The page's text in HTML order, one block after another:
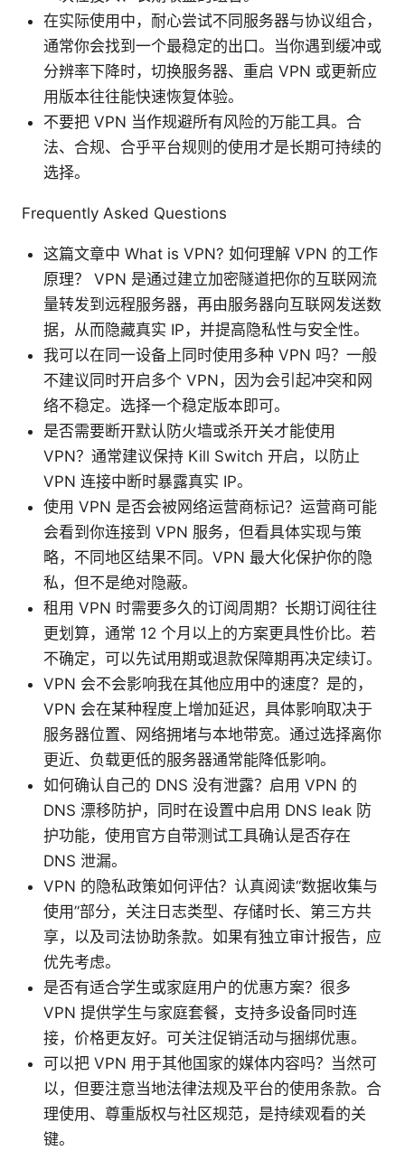
在实际使用中，耐心尝试不同服务器与协议组合，
通常你会找到一个最稳定的出口。当你遇到缓冲或
分辨率下降时，切换服务器、重启 VPN 或更新应
用版本往往能快速恢复体验。
不要把 VPN 当作规避所有风险的万能工具。合
法、合规、合乎平台规则的使用才是长期可持续的
选择。
Frequently Asked Questions
这篇文章中 What is VPN? 如何理解 VPN 的工作
原理？ VPN 是通过建立加密隧道把你的互联网流
量转发到远程服务器，再由服务器向互联网发送数
据，从而隐藏真实 IP，并提高隐私性与安全性。
我可以在同一设备上同时使用多种 VPN 吗？一般
不建议同时开启多个 VPN，因为会引起冲突和网
络不稳定。选择一个稳定版本即可。
是否需要断开默认防火墙或杀开关才能使用
VPN？通常建议保持 Kill Switch 开启，以防止
VPN 连接中断时暴露真实 IP。
使用 VPN 是否会被网络运营商标记？运营商可能
会看到你连接到 VPN 服务，但看具体实现与策
略，不同地区结果不同。VPN 最大化保护你的隐
私，但不是绝对隐蔽。
租用 VPN 时需要多久的订阅周期？长期订阅往往
更划算，通常 12 个月以上的方案更具性价比。若
不确定，可以先试用期或退款保障期再决定续订。
VPN 会不会影响我在其他应用中的速度？是的，
VPN 会在某种程度上增加延迟，具体影响取决于
服务器位置、网络拥堵与本地带宽。通过选择离你
更近、负载更低的服务器通常能降低影响。
如何确认自己的 DNS 没有泄露？启用 VPN 的
DNS 漂移防护，同时在设置中启用 DNS leak 防
护功能，使用官方自带测试工具确认是否存在
DNS 泄漏。
VPN 的隐私政策如何评估？认真阅读“数据收集与
使用”部分，关注日志类型、存储时长、第三方共
享，以及司法协助条款。如果有独立审计报告，应
优先考虑。
是否有适合学生或家庭用户的优惠方案？很多
VPN 提供学生与家庭套餐，支持多设备同时连
接，价格更友好。可关注促销活动与捆绑优惠。
可以把 VPN 用于其他国家的媒体内容吗？当然可
以，但要注意当地法律法规及平台的使用条款。合
理使用、尊重版权与社区规范，是持续观看的关
键。